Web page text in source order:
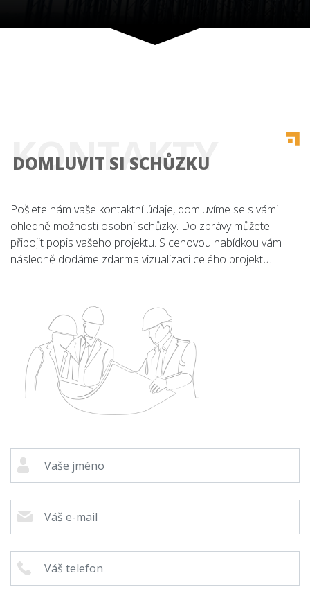
DOMLUVIT SI SCHŮZKU
KONTAKTY
Pošlete nám vaše kontaktní údaje, domluvíme se s vámi
ohledně možnosti osobní schůzky. Do zprávy můžete
připojit popis vašeho projektu. S cenovou nabídkou vám
následně dodáme zdarma vizualizaci celého projektu.